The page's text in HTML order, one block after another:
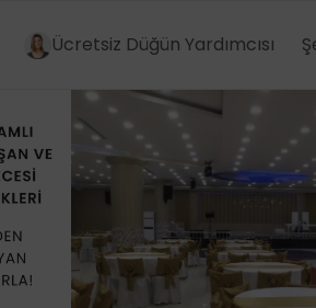
Ücretsiz Düğün Yardımcısı